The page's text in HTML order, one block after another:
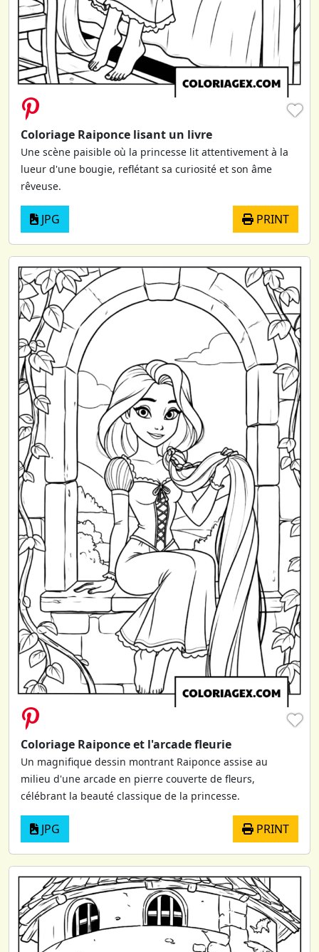
♥
Coloriage Raiponce lisant un livre
Une scène paisible où la princesse lit attentivement à la
lueur d'une bougie, reflétant sa curiosité et son âme
rêveuse.
JPG PRINT
♥
Coloriage Raiponce et l'arcade fleurie
Un magnifique dessin montrant Raiponce assise au
milieu d'une arcade en pierre couverte de fleurs,
célébrant la beauté classique de la princesse.
JPG PRINT